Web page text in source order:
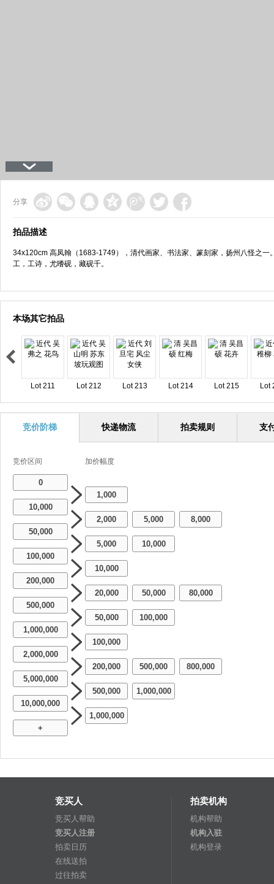
分享
拍品描述
34x120cm 高凤翰（1683-1749），清代画家、书法家、篆刻家，扬州八怪之
工，工诗，尤嗜砚，藏砚千。
本场其它拍品
Lot 211 Lot 212 Lot 213 Lot 214 Lot 215 Lot
竞价阶梯 快递物流 拍卖规则 支
竞价区间 加价幅度
0
1,000
10,000
2,000
5,000
8,000
50,000
5,000
10,000
100,000
10,000
200,000
20,000
50,000
80,000
500,000
50,000
100,000
1,000,000
100,000
2,000,000
200,000
500,000
800,000
5,000,000
500,000
1,000,000
10,000,000
1,000,000
+
竞买人
竞买人帮助
竞买人注册
拍卖日历
在线送拍
过往拍卖
拍卖机构
机构帮助
机构入驻
机构登录